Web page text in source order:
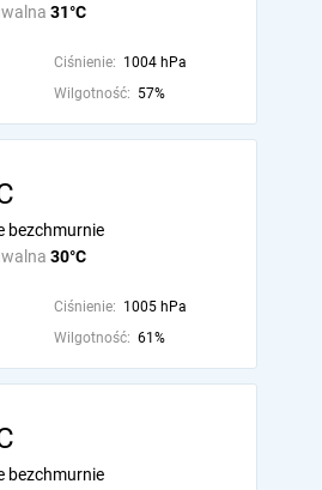
31°C
Ciśnienie: 1004 hPa
Wilgotność: 57%
30°C
bezchmurnie
Ciśnienie: 1005 hPa
Wilgotność: 61%
bezchmurnie